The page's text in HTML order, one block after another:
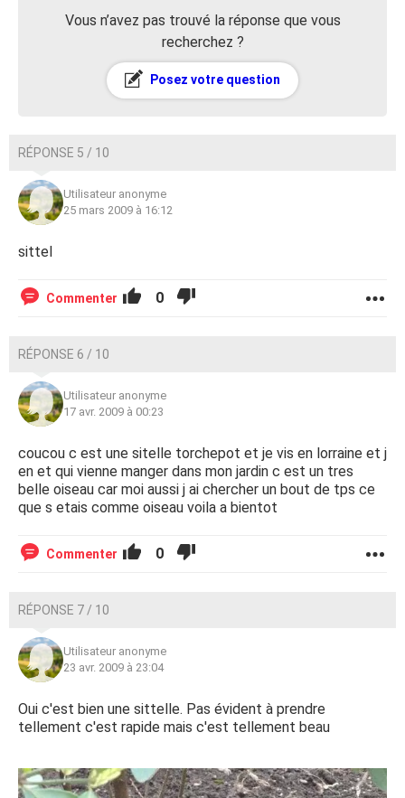
Vous n’avez pas trouvé la réponse que vous
recherchez ?
Posez votre question
RÉPONSE 5 / 10
Utilisateur anonyme
25 mars 2009 à 16:12
sittel
Commenter 0
RÉPONSE 6 / 10
Utilisateur anonyme
17 avr. 2009 à 00:23
coucou c est une sitelle torchepot et je vis en lorraine et j
en et qui vienne manger dans mon jardin c est un tres
belle oiseau car moi aussi j ai chercher un bout de tps ce
que s etais comme oiseau voila a bientot
Commenter 0
RÉPONSE 7 / 10
Utilisateur anonyme
23 avr. 2009 à 23:04
Oui c'est bien une sittelle. Pas évident à prendre
tellement c'est rapide mais c'est tellement beau